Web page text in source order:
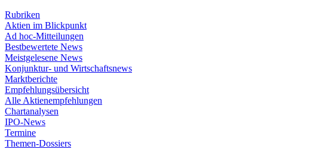
Rubriken
Aktien im Blickpunkt
Ad hoc-Mitteilungen
Bestbewertete News
Meistgelesene News
Konjunktur- und Wirtschaftsnews
Marktberichte
Empfehlungsübersicht
Alle Aktienempfehlungen
Chartanalysen
IPO-News
Termine
Themen-Dossiers